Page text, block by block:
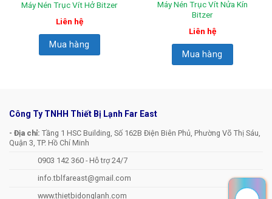
Máy Nén Trục Vít Hở Bitzer
Liên hệ
Mua hàng
Máy Nén Trục Vít Nửa Kín
Bitzer
Liên hệ
Mua hàng
Công Ty TNHH Thiết Bị Lạnh Far East
- Địa chỉ: Tầng 1 HSC Building, Số 162B Điện Biên Phủ, Phường Võ Thị Sáu,
Quận 3, TP. Hồ Chí Minh
0903 142 360 - Hỗ trợ 24/7
info.tblfareast@gmail.com
www.thietbidonglanh.com